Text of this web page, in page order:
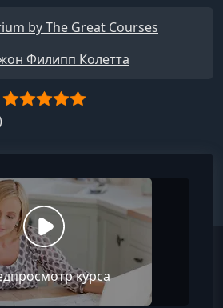
by The Great Courses
Филипп Колетта
курса